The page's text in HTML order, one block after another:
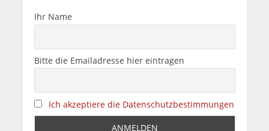
Ihr Name
Bitte die Emailadresse hier eintragen
Ich akzeptiere die Datenschutzbestimmungen